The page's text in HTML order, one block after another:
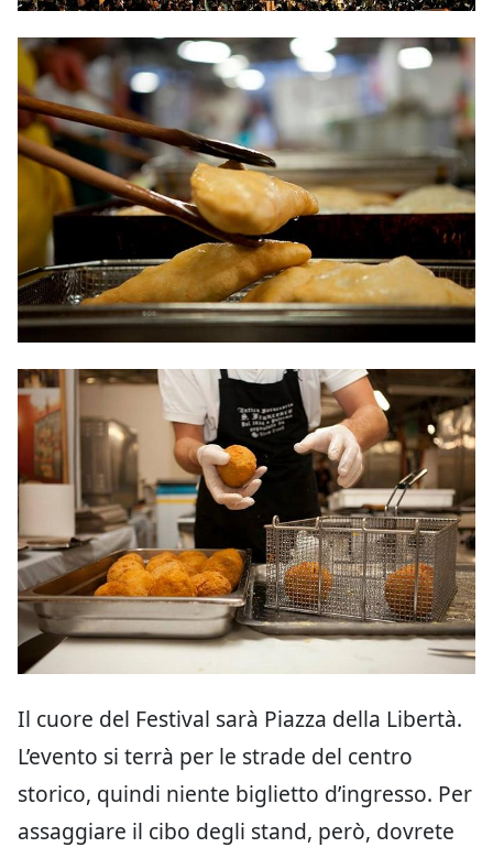
Il cuore del Festival sarà Piazza della Libertà.
L’evento si terrà per le strade del centro
storico, quindi niente biglietto d’ingresso. Per
assaggiare il cibo degli stand, però, dovrete